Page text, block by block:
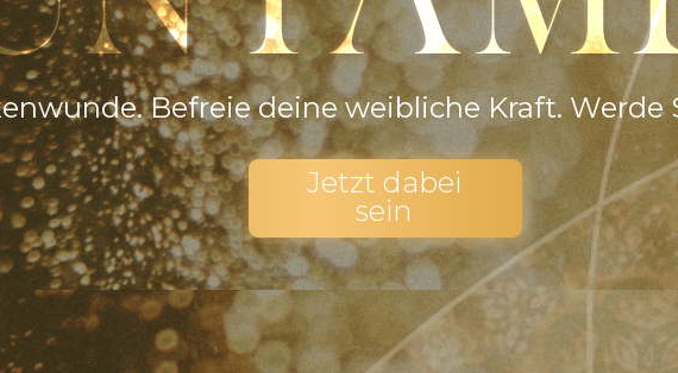
Befreie deine weibliche Kraft. Werde
Jetzt dabei
sein